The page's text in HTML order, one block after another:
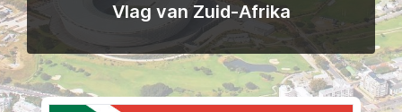
Vlag van Zuid-Afrika